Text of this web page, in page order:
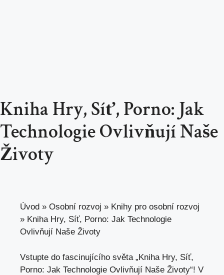
Kniha Hry, Síť, Porno: Jak
Technologie Ovlivňují Naše
Životy
Úvod » Osobní rozvoj » Knihy pro osobní rozvoj
» Kniha Hry, Síť, Porno: Jak Technologie
Ovlivňují Naše Životy
Vstupte do ​fascinujícího světa‍ „Kniha Hry, Síť,
Porno: Jak Technologie Ovlivňují ⁢Naše Životy“!⁤ V